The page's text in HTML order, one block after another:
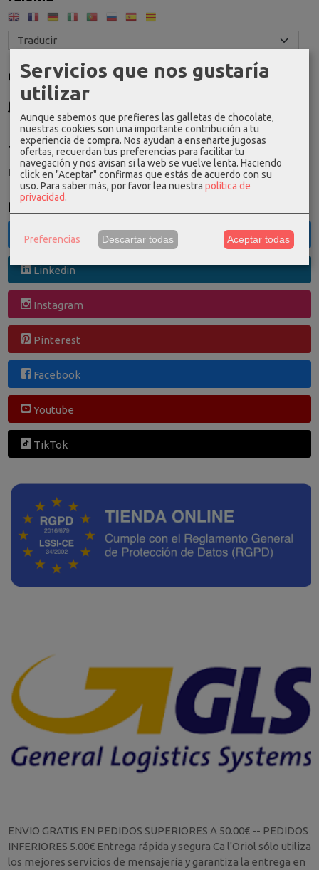
Costes de Envío
GRATIS *
Consultar Destinos
Tu Carrito (0)
El carrito de la compra está vacío
Redes Sociales
Twitter
Linkedin
Instagram
Pinterest
Facebook
Youtube
TikTok
ENVIO GRATIS EN PEDIDOS SUPERIORES A 50.00€ -- PEDIDOS
INFERIORES 5.00€ Entrega rápida y segura Ca l'Oriol sólo utiliza
los mejores servicios de mensajería y garantiza la entrega en
Servicios que nos gustaría
utilizar
Aunque sabemos que prefieres las galletas de chocolate,
nuestras cookies son una importante contribución a tu
experiencia de compra. Nos ayudan a enseñarte jugosas
ofertas, recuerdan tus preferencias para facilitar tu
navegación y nos avisan si la web se vuelve lenta. Haciendo
click en "Aceptar" confirmas que estás de acuerdo con su
uso. Para saber más, por favor lea nuestra política de
privacidad.
Preferencias Descartar todas Aceptar todas